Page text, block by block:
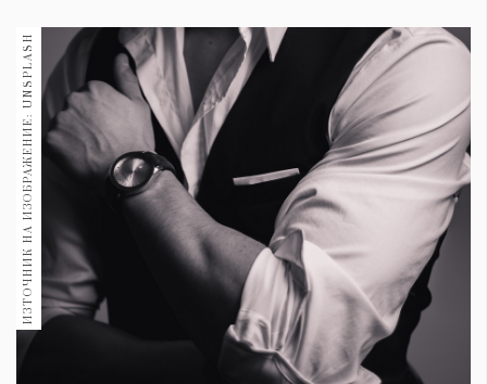
Книги
30+ 1970
Гурме 1710
Пътувай
Здраве 389
Gentlemen
382
ИЗТОЧНИК НА ИЗОБРАЖЕНИЕ: UNSPLASH